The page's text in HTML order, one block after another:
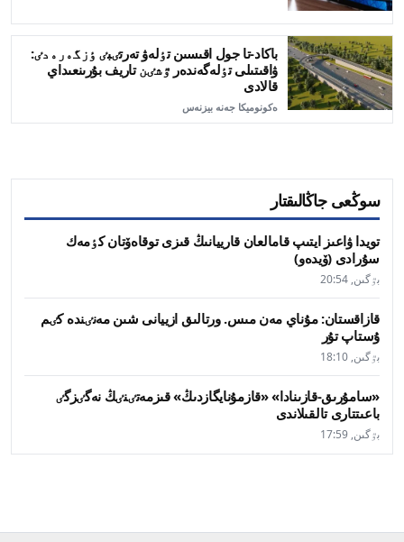
باكاد-تا جول اقىسىن تٶلەۋ تەرتٸبٸ ٶزگەرەدٸ:
ۋاقىتىلى تٶلەگەندەر ٷشٸن تاريف بۇرىنعىداي
قالادى
ەكونوميكا جەنە بيزنەس
سوڭعى جاڭالىقتار
تويدا ۋاعىز ايتىپ قامالعان قارييانىڭ قىزى توقاەۆتان كٶمەك
سۇرادى (ۆيدەو)
بٷگىن, 20:54
قازاقستان: مۇناي مەن مىس. ورتالىق ازييانى شىن مەنٸندە كٸم
ۇستاپ تۇر
بٷگىن, 18:10
«سامۇرىق-قازىنادا» «قازمۇنايگازدىڭ» قىزمەتٸنٸڭ نەگٸزگٸ
باعىتتارى تالقىلاندى
بٷگىن, 17:59